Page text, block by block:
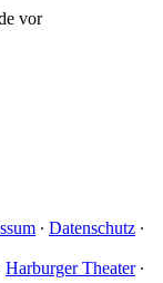
vor
∙ Datenschutz ∙
Harburger Theater∙